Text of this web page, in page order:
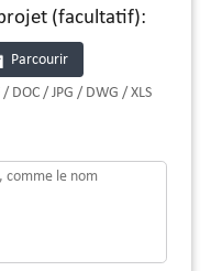
(facultatif):
Parcourir
/ DOC / JPG / DWG / XLS